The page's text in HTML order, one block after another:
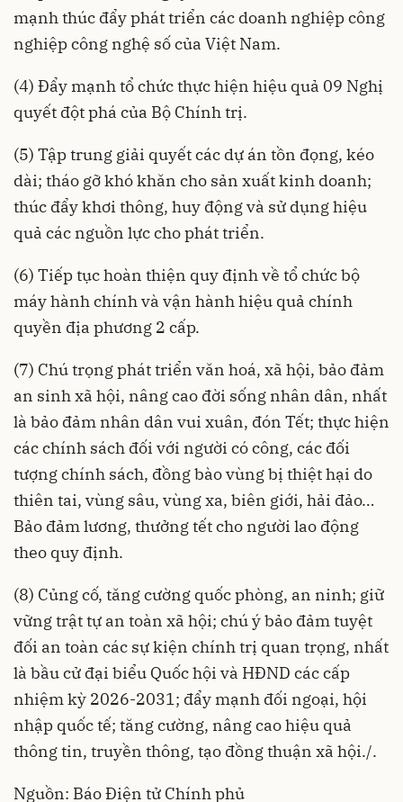
mạnh thúc đẩy phát triển các doanh nghiệp công
nghiệp công nghệ số của Việt Nam.
(4) Đẩy mạnh tổ chức thực hiện hiệu quả 09 Nghị
quyết đột phá của Bộ Chính trị.
(5) Tập trung giải quyết các dự án tồn đọng, kéo
dài; tháo gỡ khó khăn cho sản xuất kinh doanh;
thúc đẩy khơi thông, huy động và sử dụng hiệu
quả các nguồn lực cho phát triển.
(6) Tiếp tục hoàn thiện quy định về tổ chức bộ
máy hành chính và vận hành hiệu quả chính
quyền địa phương 2 cấp.
(7) Chú trọng phát triển văn hoá, xã hội, bảo đảm
an sinh xã hội, nâng cao đời sống nhân dân, nhất
là bảo đảm nhân dân vui xuân, đón Tết; thực hiện
các chính sách đối với người có công, các đối
tượng chính sách, đồng bào vùng bị thiệt hại do
thiên tai, vùng sâu, vùng xa, biên giới, hải đảo…
Bảo đảm lương, thưởng tết cho người lao động
theo quy định.
(8) Củng cố, tăng cường quốc phòng, an ninh; giữ
vững trật tự an toàn xã hội; chú ý bảo đảm tuyệt
đối an toàn các sự kiện chính trị quan trọng, nhất
là bầu cử đại biểu Quốc hội và HĐND các cấp
nhiệm kỳ 2026-2031; đẩy mạnh đối ngoại, hội
nhập quốc tế; tăng cường, nâng cao hiệu quả
thông tin, truyền thông, tạo đồng thuận xã hội./.
Nguồn: Báo Điện tử Chính phủ